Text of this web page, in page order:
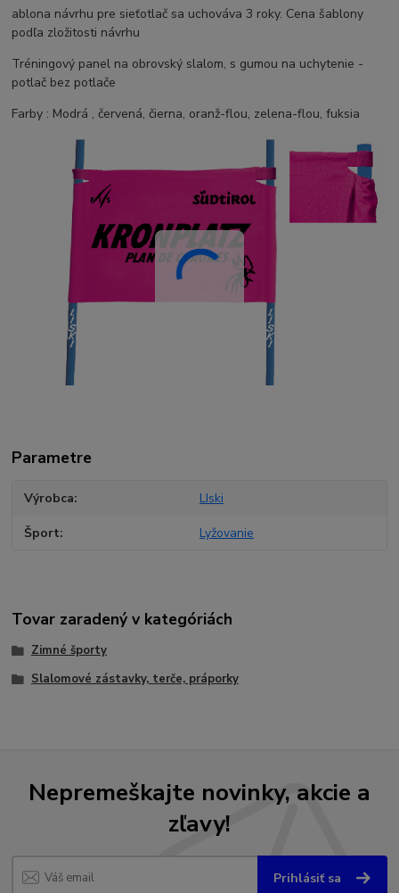
ablona návrhu pre sieťotlač sa uchováva 3 roky. Cena šablony
podľa zložitosti návrhu
Tréningový panel na obrovský slalom, s gumou na uchytenie -
potlač bez potlače
Farby : Modrá , červená, čierna, oranž-flou, zelena-flou, fuksia
Parametre
Výrobca LIski
Šport Lyžovanie
Tovar zaradený v kategóriách
Zimné športy
Slalomové zástavky, terče, práporky
Nepremeškajte novinky, akcie a
zľavy!
Prihlásiť sa